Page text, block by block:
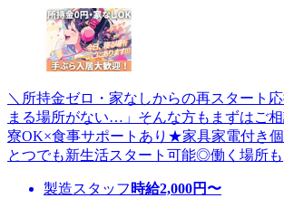
＼所持金ゼロ・家なしからの再スタート
まる場所がない…」そんな方もまずはご
寮OK×食事サポートあり★家具家電付き
とつでも新生活スタート可能◎働く場所も
製造スタッフ 時給2,000円〜